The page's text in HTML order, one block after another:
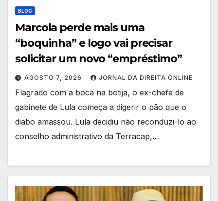
BLOG
Marcola perde mais uma
“boquinha” e logo vai precisar
solicitar um novo “empréstimo”
AGOSTO 7, 2026 JORNAL DA DIREITA ONLINE
Flagrado com a boca na botija, o ex-chefe de
gabinete de Lula começa a digerir o pão que o
diabo amassou. Lula decidiu não reconduzi-lo ao
conselho administrativo da Terracap,…